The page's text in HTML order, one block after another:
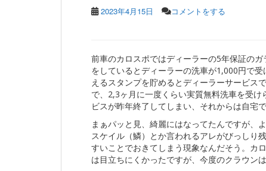
2023年4月15日 コメントをする
前車のカロスポではディーラーの5年保証の
をしているとディーラーの洗車が1,000円で
えるスタンプを貯めるとディーラーサービス
で、2,3ヶ月に一度くらい実質無料洗車を受
ビスが昨年終了してしまい、それからは自宅
まぁパッと見、綺麗にはなってたんですが、
スケイル（鱗）とか言われるアレがびっしり
すいことでおきてしまう現象なんだそう。カ
は目立ちにくかったですが、今度のクラウン